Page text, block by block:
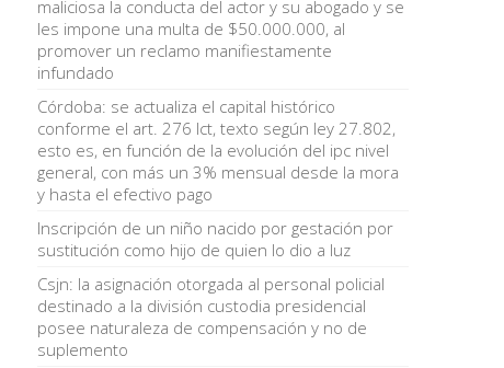
maliciosa la conducta del actor y su abogado y se
les impone una multa de $50.000.000, al
promover un reclamo manifiestamente
infundado
Córdoba: se actualiza el capital histórico
conforme el art. 276 lct, texto según ley 27.802,
esto es, en función de la evolución del ipc nivel
general, con más un 3% mensual desde la mora
y hasta el efectivo pago
Inscripción de un niño nacido por gestación por
sustitución como hijo de quien lo dio a luz
Csjn: la asignación otorgada al personal policial
destinado a la división custodia presidencial
posee naturaleza de compensación y no de
suplemento